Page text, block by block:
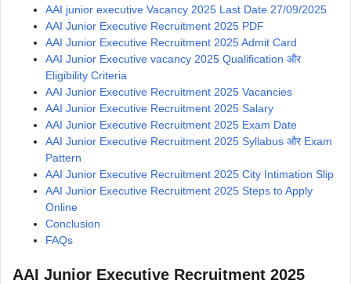
AAI junior executive Vacancy 2025 Last Date 27/09/2025
AAI Junior Executive Recruitment 2025 PDF
AAI Junior Executive Recruitment 2025 Admit Card
AAI Junior Executive vacancy 2025 Qualification और
Eligibility Criteria
AAI Junior Executive Recruitment 2025 Vacancies
AAI Junior Executive Recruitment 2025 Salary
AAI Junior Executive Recruitment 2025 Exam Date
AAI Junior Executive Recruitment 2025 Syllabus और Exam
Pattern
AAI Junior Executive Recruitment 2025 City Intimation Slip
AAI Junior Executive Recruitment 2025 Steps to Apply
Online
Conclusion
FAQs
AAI Junior Executive Recruitment 2025